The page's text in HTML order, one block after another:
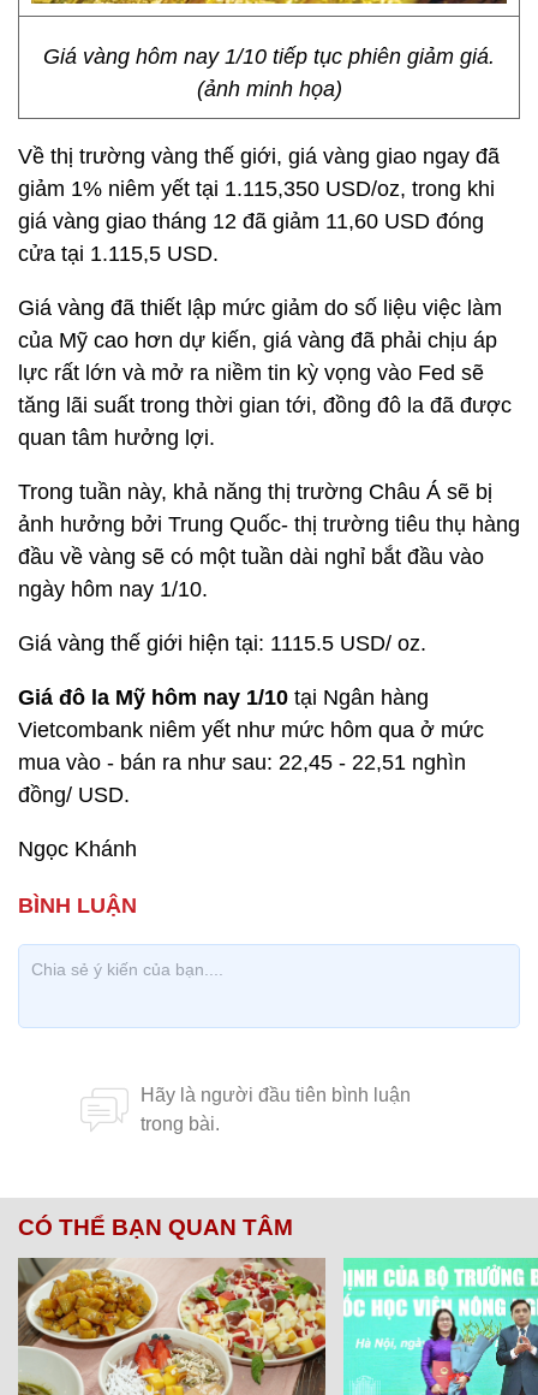
Giá vàng hôm nay 1/10 tiếp tục phiên giảm giá.
(ảnh minh họa)
Về thị trường vàng thế giới, giá vàng giao ngay đã
giảm 1% niêm yết tại 1.115,350 USD/oz, trong khi
giá vàng giao tháng 12 đã giảm 11,60 USD đóng
cửa tại 1.115,5 USD.
Giá vàng đã thiết lập mức giảm do số liệu việc làm
của Mỹ cao hơn dự kiến, giá vàng đã phải chịu áp
lực rất lớn và mở ra niềm tin kỳ vọng vào Fed sẽ
tăng lãi suất trong thời gian tới, đồng đô la đã được
quan tâm hưởng lợi.
Trong tuần này, khả năng thị trường Châu Á sẽ bị
ảnh hưởng bởi Trung Quốc- thị trường tiêu thụ hàng
đầu về vàng sẽ có một tuần dài nghỉ bắt đầu vào
ngày hôm nay 1/10.
Giá vàng thế giới hiện tại: 1115.5 USD/ oz.
Giá đô la Mỹ hôm nay 1/10 tại Ngân hàng
Vietcombank niêm yết như mức hôm qua ở mức
mua vào - bán ra như sau: 22,45 - 22,51 nghìn
đồng/ USD.
Ngọc Khánh
CÓ THỂ BẠN QUAN TÂM